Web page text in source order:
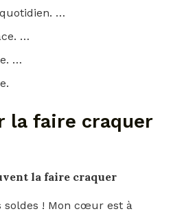
…
…
…
la faire craquer
la faire craquer
soldes ! Mon cœur est à